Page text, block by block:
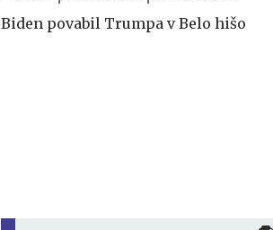
Biden povabil Trumpa v Belo hišo